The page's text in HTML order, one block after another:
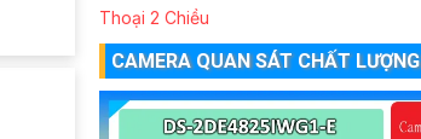
Thoại 2 Chiều
CAMERA QUAN SÁT CHẤT LƯỢNG